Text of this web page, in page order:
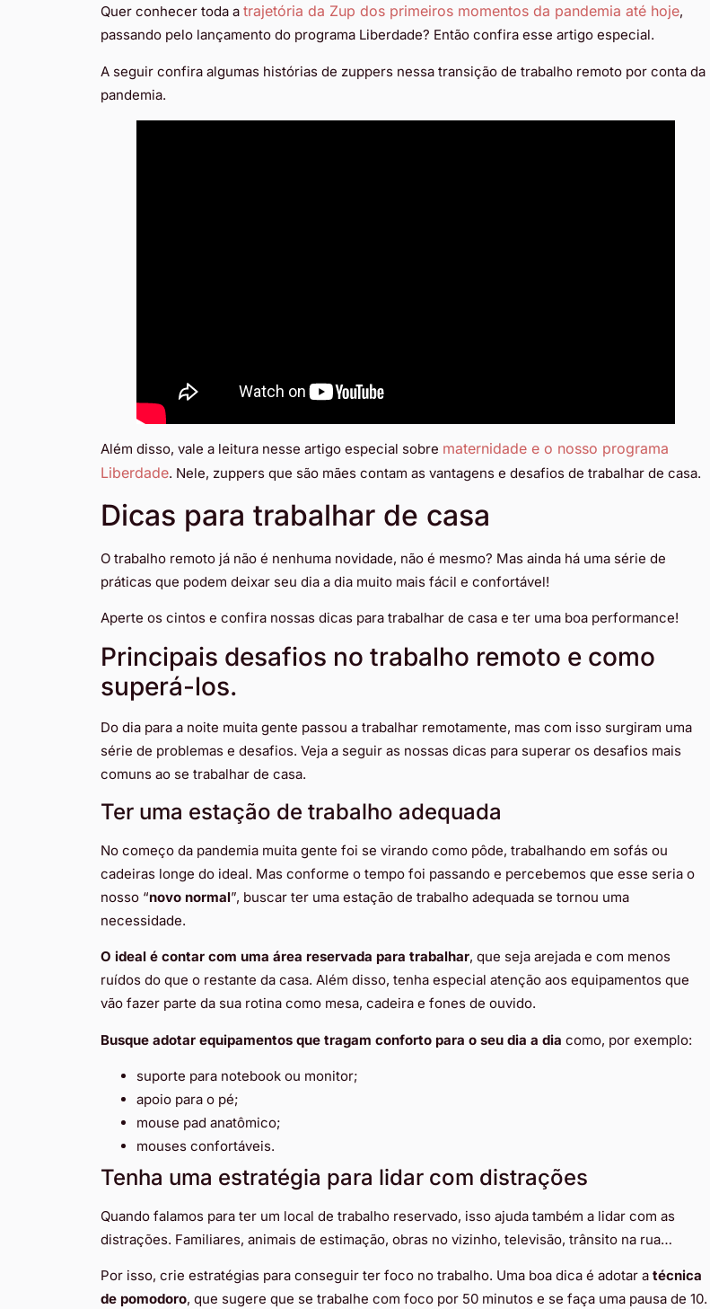
Quer conhecer toda a trajetória da Zup dos primeiros momentos da pandemia até hoje,
passando pelo lançamento do programa Liberdade? Então confira esse artigo especial.
A seguir confira algumas histórias de zuppers nessa transição de trabalho remoto por conta da
pandemia.
Além disso, vale a leitura nesse artigo especial sobre maternidade e o nosso programa
Liberdade. Nele, zuppers que são mães contam as vantagens e desafios de trabalhar de casa.
Dicas para trabalhar de casa
O trabalho remoto já não é nenhuma novidade, não é mesmo? Mas ainda há uma série de
práticas que podem deixar seu dia a dia muito mais fácil e confortável!
Aperte os cintos e confira nossas dicas para trabalhar de casa e ter uma boa performance!
Principais desafios no trabalho remoto e como
superá-los.
Do dia para a noite muita gente passou a trabalhar remotamente, mas com isso surgiram uma
série de problemas e desafios. Veja a seguir as nossas dicas para superar os desafios mais
comuns ao se trabalhar de casa.
Ter uma estação de trabalho adequada
No começo da pandemia muita gente foi se virando como pôde, trabalhando em sofás ou
cadeiras longe do ideal. Mas conforme o tempo foi passando e percebemos que esse seria o
nosso “novo normal”, buscar ter uma estação de trabalho adequada se tornou uma
necessidade.
O ideal é contar com uma área reservada para trabalhar, que seja arejada e com menos
ruídos do que o restante da casa. Além disso, tenha especial atenção aos equipamentos que
vão fazer parte da sua rotina como mesa, cadeira e fones de ouvido.
Busque adotar equipamentos que tragam conforto para o seu dia a dia como, por exemplo:
suporte para notebook ou monitor;
apoio para o pé;
mouse pad anatômico;
mouses confortáveis.
Tenha uma estratégia para lidar com distrações
Quando falamos para ter um local de trabalho reservado, isso ajuda também a lidar com as
distrações. Familiares, animais de estimação, obras no vizinho, televisão, trânsito na rua…
Por isso, crie estratégias para conseguir ter foco no trabalho. Uma boa dica é adotar a técnica
de pomodoro, que sugere que se trabalhe com foco por 50 minutos e se faça uma pausa de 10.